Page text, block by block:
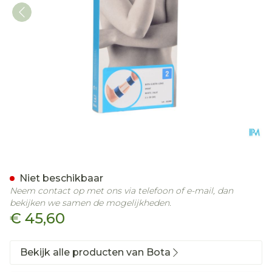
€ 45,60
Niet beschikbaar
Neem contact op met ons via telefoon of e-mail, dan
bekijken we samen de mogelijkheden.
Bekijk alle producten van Bota